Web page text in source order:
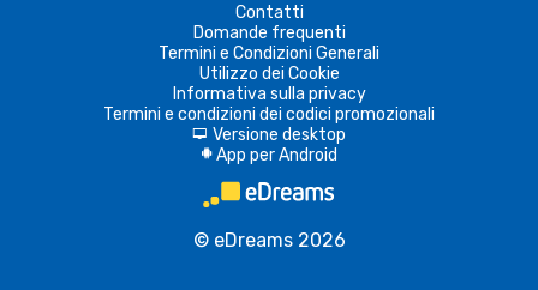
Contatti
Domande frequenti
Termini e Condizioni Generali
Utilizzo dei Cookie
Informativa sulla privacy
Termini e condizioni dei codici promozionali
d Versione desktop
A App per Android
© eDreams 2026